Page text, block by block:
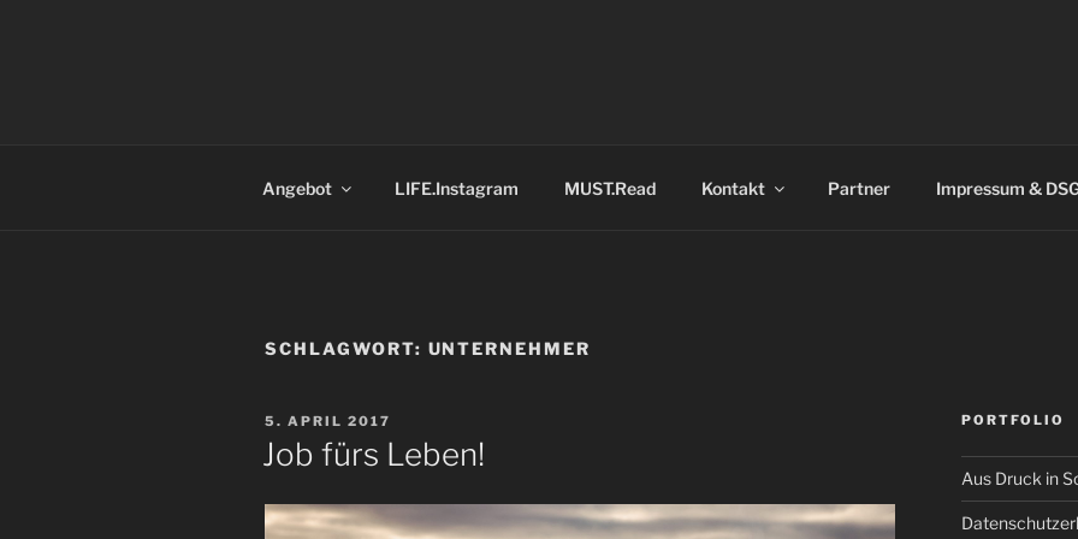
Angebot LIFE.Instagram MUST.Read Kontakt Partner Impressum &
SCHLAGWORT: UNTERNEHMER
VERÖFFENTLICHT
AM
5. APRIL 2017
Job fürs Leben!
PORTFOLIO
Aus Druck in